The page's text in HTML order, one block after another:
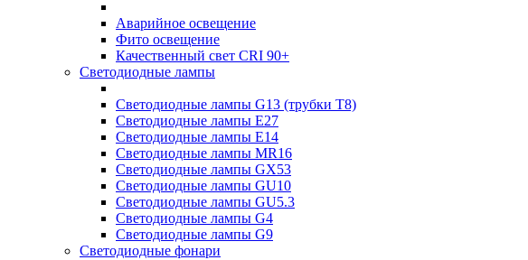
Аварийное освещение
Фито освещение
Качественный свет CRI 90+
Светодиодные лампы
Светодиодные лампы G13 (трубки T8)
Светодиодные лампы Е27
Светодиодные лампы Е14
Светодиодные лампы MR16
Светодиодные лампы GX53
Светодиодные лампы GU10
Светодиодные лампы GU5.3
Светодиодные лампы G4
Светодиодные лампы G9
Светодиодные фонари